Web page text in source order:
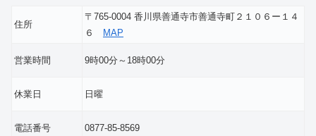
住所
〒765-0004 香川県善通寺市善通寺町２１０６ー１４
６
MAP
営業時間 9時00分～18時00分
休業日 日曜
電話番号 0877-85-8569